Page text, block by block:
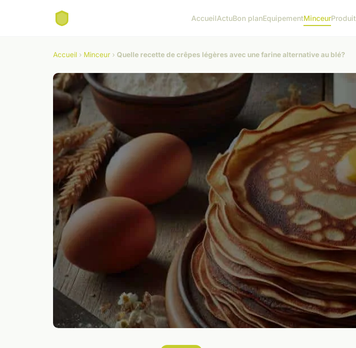
AccueilActuBon planEquipementMinceurProduit
Accueil › Minceur › Quelle recette de crêpes légères avec une farine alternative au blé?